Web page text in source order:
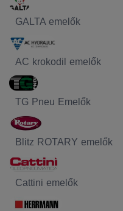
GALTA emelők
AC krokodil emelők
TG Pneu Emelők
Blitz ROTARY emelők
Cattini emelők